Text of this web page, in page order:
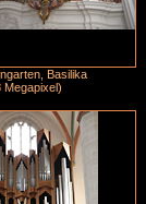
Basilika
Megapixel)